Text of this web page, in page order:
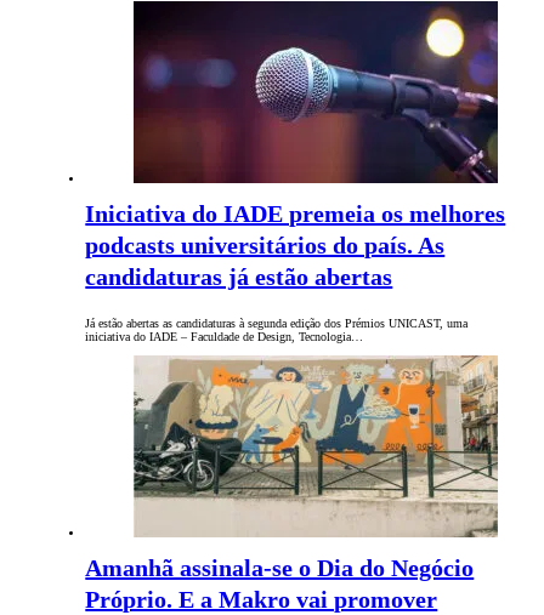
Iniciativa do IADE premeia os melhores
podcasts universitários do país. As
candidaturas já estão abertas
Já estão abertas as candidaturas à segunda edição dos Prémios UNICAST, uma
iniciativa do IADE – Faculdade de Design, Tecnologia…
Amanhã assinala-se o Dia do Negócio
Próprio. E a Makro vai promover